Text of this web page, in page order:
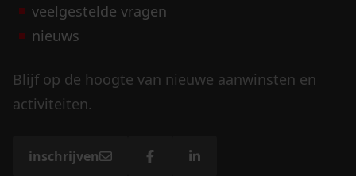
veelgestelde vragen
nieuws
Blijf op de hoogte van nieuwe aanwinsten en
activiteiten.
inschrijven